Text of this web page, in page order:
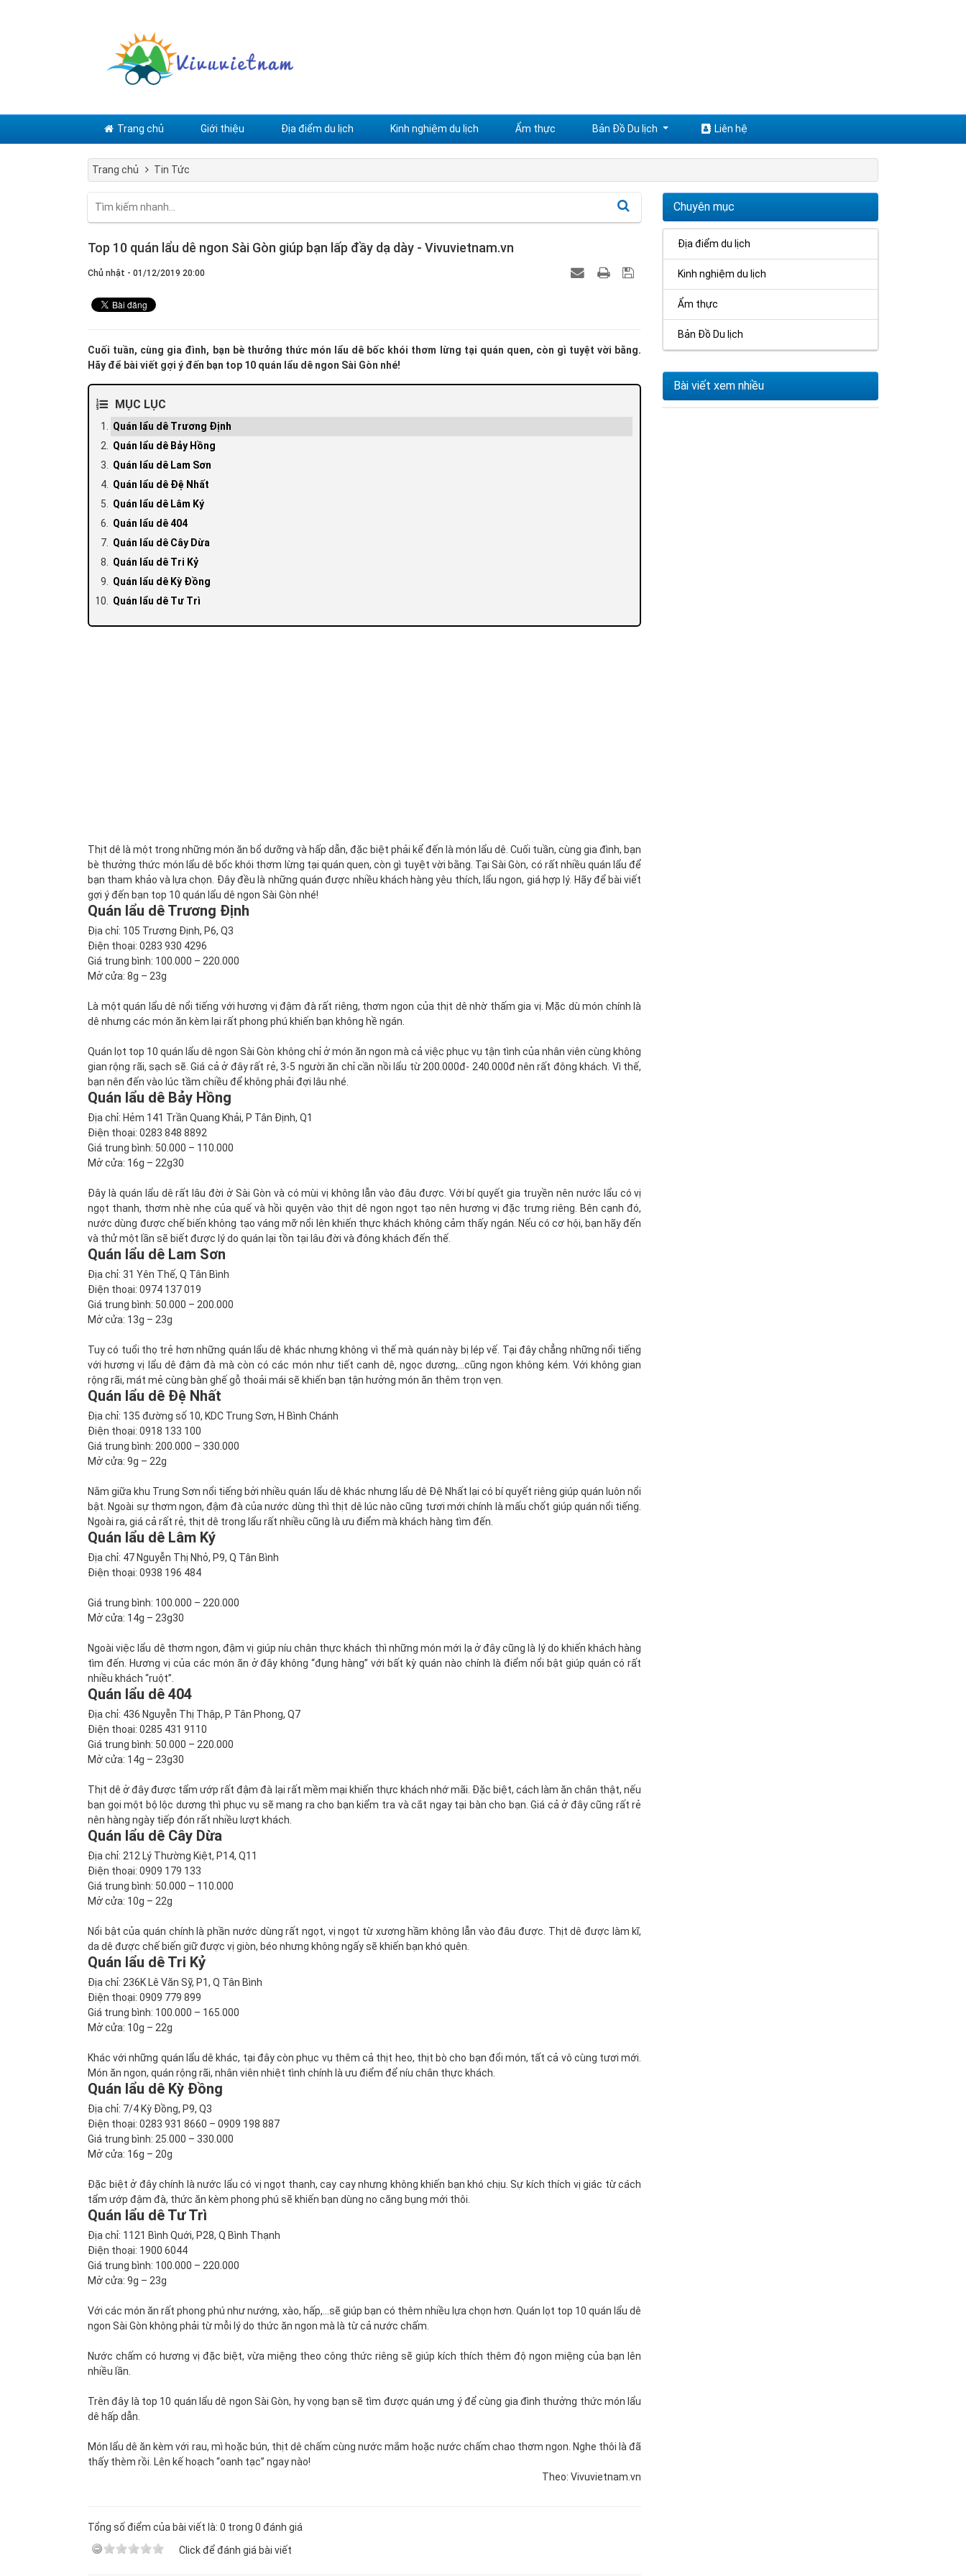
Trang chủ Giới thiệu Địa điểm du lịch Kinh nghiệm du lịch Ẩm thực Bản Đồ Du lịch Liên hệ
Trang chủ Tin Tức
Top 10 quán lẩu dê ngon Sài Gòn giúp bạn lấp đầy dạ dày - Vivuvietnam.vn
Chủ nhật - 01/12/2019 20:00
Cuối tuần, cùng gia đình, bạn bè thưởng thức món lẩu dê bốc khói thơm lừng tại quán quen, còn gì tuyệt vời bằng.
Hãy để bài viết gợi ý đến bạn top 10 quán lẩu dê ngon Sài Gòn nhé!
MỤC LỤC
Quán lẩu dê Trương Định
Quán lẩu dê Bảy Hồng
Quán lẩu dê Lam Sơn
Quán lẩu dê Đệ Nhất
Quán lẩu dê Lâm Ký
Quán lẩu dê 404
Quán lẩu dê Cây Dừa
Quán lẩu dê Tri Kỷ
Quán lẩu dê Kỳ Đồng
Quán lẩu dê Tư Trì
Thịt dê là một trong những món ăn bổ dưỡng và hấp dẫn, đặc biệt phải kể đến là món lẩu dê. Cuối tuần, cùng gia đình, bạn
bè thưởng thức món lẩu dê bốc khói thơm lừng tại quán quen, còn gì tuyệt vời bằng. Tại Sài Gòn, có rất nhiều quán lẩu để
bạn tham khảo và lựa chọn. Đây đều là những quán được nhiều khách hàng yêu thích, lẩu ngon, giá hợp lý. Hãy để bài viết
gợi ý đến bạn top 10 quán lẩu dê ngon Sài Gòn nhé!
Quán lẩu dê Trương Định
Địa chỉ: 105 Trương Định, P6, Q3
Điện thoại: 0283 930 4296
Giá trung bình: 100.000 – 220.000
Mở cửa: 8g – 23g
Là một quán lẩu dê nổi tiếng với hương vị đậm đà rất riêng, thơm ngon của thịt dê nhờ thấm gia vị. Mặc dù món chính là
dê nhưng các món ăn kèm lại rất phong phú khiến bạn không hề ngán.
Quán lọt top 10 quán lẩu dê ngon Sài Gòn không chỉ ở món ăn ngon mà cả việc phục vụ tận tình của nhân viên cùng không
gian rộng rãi, sạch sẽ. Giá cả ở đây rất rẻ, 3-5 người ăn chỉ cần nồi lẩu từ 200.000đ- 240.000đ nên rất đông khách. Vì thế,
bạn nên đến vào lúc tầm chiều để không phải đợi lâu nhé.
Quán lẩu dê Bảy Hồng
Địa chỉ: Hẻm 141 Trần Quang Khải, P Tân Định, Q1
Điện thoại: 0283 848 8892
Giá trung bình: 50.000 – 110.000
Mở cửa: 16g – 22g30
Đây là quán lẩu dê rất lâu đời ở Sài Gòn và có mùi vị không lẫn vào đâu được. Với bí quyết gia truyền nên nước lẩu có vị
ngọt thanh, thơm nhè nhẹ của quế và hồi quyện vào thịt dê ngon ngọt tạo nên hương vị đặc trưng riêng. Bên cạnh đó,
nước dùng được chế biến không tạo váng mỡ nổi lên khiến thực khách không cảm thấy ngán. Nếu có cơ hội, bạn hãy đến
và thử một lần sẽ biết được lý do quán lại tồn tại lâu đời và đông khách đến thế.
Quán lẩu dê Lam Sơn
Địa chỉ: 31 Yên Thế, Q Tân Bình
Điện thoại: 0974 137 019
Giá trung bình: 50.000 – 200.000
Mở cửa: 13g – 23g
Tuy có tuổi thọ trẻ hơn những quán lẩu dê khác nhưng không vì thế mà quán này bị lép vế. Tại đây chẳng những nổi tiếng
với hương vị lẩu dê đậm đà mà còn có các món như tiết canh dê, ngọc dương,…cũng ngon không kém. Với không gian
rộng rãi, mát mẻ cùng bàn ghế gỗ thoải mái sẽ khiến bạn tận hưởng món ăn thêm trọn vẹn.
Quán lẩu dê Đệ Nhất
Địa chỉ: 135 đường số 10, KDC Trung Sơn, H Bình Chánh
Điện thoại: 0918 133 100
Giá trung bình: 200.000 – 330.000
Mở cửa: 9g – 22g
Nằm giữa khu Trung Sơn nổi tiếng bởi nhiều quán lẩu dê khác nhưng lẩu dê Đệ Nhất lại có bí quyết riêng giúp quán luôn nổi
bật. Ngoài sự thơm ngon, đậm đà của nước dùng thì thịt dê lúc nào cũng tươi mới chính là mấu chốt giúp quán nổi tiếng.
Ngoài ra, giá cả rất rẻ, thịt dê trong lẩu rất nhiều cũng là ưu điểm mà khách hàng tìm đến.
Quán lẩu dê Lâm Ký
Địa chỉ: 47 Nguyễn Thị Nhỏ, P9, Q Tân Bình
Điện thoại: 0938 196 484
Giá trung bình: 100.000 – 220.000
Mở cửa: 14g – 23g30
Ngoài việc lẩu dê thơm ngon, đậm vị giúp níu chân thực khách thì những món mới lạ ở đây cũng là lý do khiến khách hàng
tìm đến. Hương vị của các món ăn ở đây không “đụng hàng” với bất kỳ quán nào chính là điểm nổi bật giúp quán có rất
nhiều khách “ruột”.
Quán lẩu dê 404
Địa chỉ: 436 Nguyễn Thị Thập, P Tân Phong, Q7
Điện thoại: 0285 431 9110
Giá trung bình: 50.000 – 220.000
Mở cửa: 14g – 23g30
Thịt dê ở đây được tẩm ướp rất đậm đà lại rất mềm mại khiến thực khách nhớ mãi. Đặc biệt, cách làm ăn chân thật, nếu
bạn gọi một bộ lộc dương thì phục vụ sẽ mang ra cho bạn kiểm tra và cắt ngay tại bàn cho bạn. Giá cả ở đây cũng rất rẻ
nên hàng ngày tiếp đón rất nhiều lượt khách.
Quán lẩu dê Cây Dừa
Địa chỉ: 212 Lý Thường Kiệt, P14, Q11
Điện thoại: 0909 179 133
Giá trung bình: 50.000 – 110.000
Mở cửa: 10g – 22g
Nổi bật của quán chính là phần nước dùng rất ngọt, vị ngọt từ xương hầm không lẫn vào đâu được. Thịt dê được làm kĩ,
da dê được chế biến giữ được vị giòn, béo nhưng không ngấy sẽ khiến bạn khó quên.
Quán lẩu dê Tri Kỷ
Địa chỉ: 236K Lê Văn Sỹ, P1, Q Tân Bình
Điện thoại: 0909 779 899
Giá trung bình: 100.000 – 165.000
Mở cửa: 10g – 22g
Khác với những quán lẩu dê khác, tại đây còn phục vụ thêm cả thịt heo, thịt bò cho bạn đổi món, tất cả vô cùng tươi mới.
Món ăn ngon, quán rộng rãi, nhân viên nhiệt tình chính là ưu điểm để níu chân thực khách.
Quán lẩu dê Kỳ Đồng
Địa chỉ: 7/4 Kỳ Đồng, P9, Q3
Điện thoại: 0283 931 8660 – 0909 198 887
Giá trung bình: 25.000 – 330.000
Mở cửa: 16g – 20g
Đặc biệt ở đây chính là nước lẩu có vị ngọt thanh, cay cay nhưng không khiến bạn khó chịu. Sự kích thích vị giác từ cách
tẩm ướp đậm đà, thức ăn kèm phong phú sẽ khiến bạn dùng no căng bụng mới thôi.
Quán lẩu dê Tư Trì
Địa chỉ: 1121 Bình Quới, P28, Q Bình Thạnh
Điện thoại: 1900 6044
Giá trung bình: 100.000 – 220.000
Mở cửa: 9g – 23g
Với các món ăn rất phong phú như nướng, xào, hấp,…sẽ giúp bạn có thêm nhiều lựa chọn hơn. Quán lọt top 10 quán lẩu dê
ngon Sài Gòn không phải từ mỗi lý do thức ăn ngon mà là từ cả nước chấm.
Nước chấm có hương vị đặc biệt, vừa miệng theo công thức riêng sẽ giúp kích thích thêm độ ngon miệng của bạn lên
nhiều lần.
Trên đây là top 10 quán lẩu dê ngon Sài Gòn, hy vọng bạn sẽ tìm được quán ưng ý để cùng gia đình thưởng thức món lẩu
dê hấp dẫn.
Món lẩu dê ăn kèm với rau, mì hoặc bún, thịt dê chấm cùng nước mắm hoặc nước chấm chao thơm ngon. Nghe thôi là đã
thấy thèm rồi. Lên kế hoạch “oanh tạc” ngay nào!
Theo: Vivuvietnam.vn
Tổng số điểm của bài viết là: 0 trong 0 đánh giá
Click để đánh giá bài viết
Chuyên mục
Địa điểm du lịch
Kinh nghiệm du lịch
Ẩm thực
Bản Đồ Du lịch
Bài viết xem nhiều